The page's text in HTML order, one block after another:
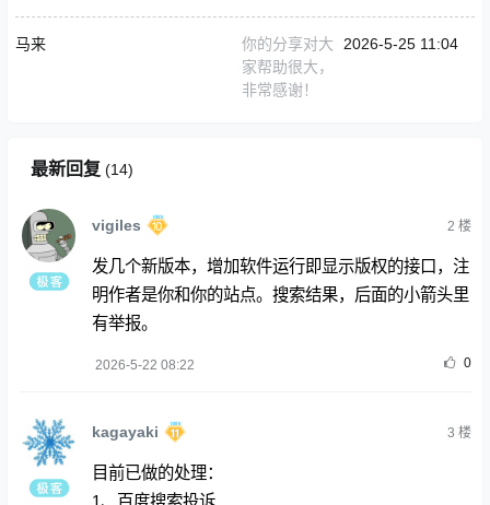
马来
你的分享对大
家帮助很大，
非常感谢！
2026-5-25 11:04
最新回复 (14)
vigiles 2 楼
发几个新版本，增加软件运行即显示版权的接口，注
明作者是你和你的站点。搜索结果，后面的小箭头里
有举报。
2026-5-22 08:22 0
kagayaki 3 楼
目前已做的处理：